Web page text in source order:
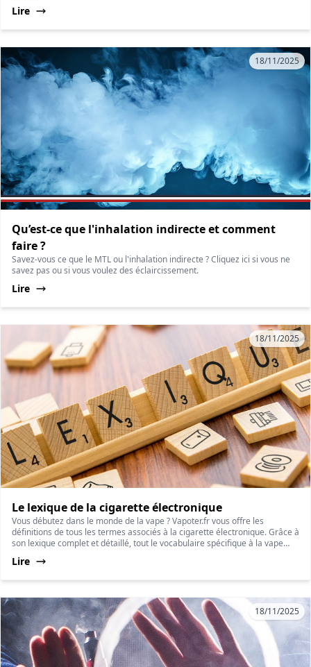
Lire
18/11/2025
Qu’est-ce que l'inhalation indirecte et comment
faire ?
Savez-vous ce que le MTL ou l'inhalation indirecte ? Cliquez ici si vous ne
savez pas ou si vous voulez des éclaircissement.
Lire
18/11/2025
Le lexique de la cigarette électronique
Vous débutez dans le monde de la vape ? Vapoter.fr vous offre les
définitions de tous les termes associés à la cigarette électronique. Grâce à
son lexique complet et détaillé, tout le vocabulaire spécifique à la vape
Lire
18/11/2025